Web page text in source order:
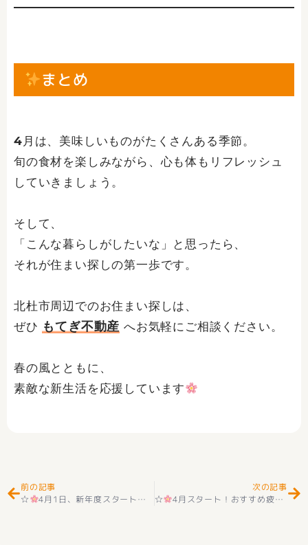
まとめ
4月は、美味しいものがたくさんある季節。
旬の食材を楽しみながら、心も体もリフレッシュ
していきましょう。
そして、
「こんな暮らしがしたいな」と思ったら、
それが住まい探しの第一歩です。
北杜市周辺でのお住まい探しは、
ぜひ もてぎ不動産 へお気軽にご相談ください。
春の風とともに、
素敵な新生活を応援しています
前の記事
☆
4月1日、新年度スタート！新しい暮らしの第一歩を ☆
次の記事
☆
4月スタート！おすすめ疲労回復法